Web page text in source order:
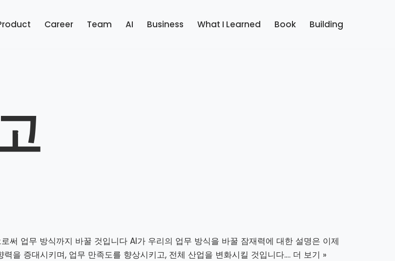
Career Team AI Business What I Learned Book Building
써 업무 방식까지 바꿀 것입니다 AI가 우리의 업무 방식을 바꿀 잠재력에 대한 설명은 이제
을 증대시키며, 업무 만족도를 향상시키고, 전체 산업을 변화시킬 것입니다.… 더 보기 »